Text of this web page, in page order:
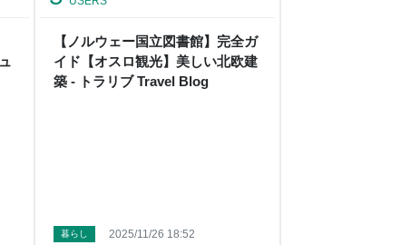
【ノルウェー国立図書館】完全ガ
イド【オスロ観光】美しい北欧建
築 - トラリブ Travel Blog
暮らし 2025/11/26 18:52